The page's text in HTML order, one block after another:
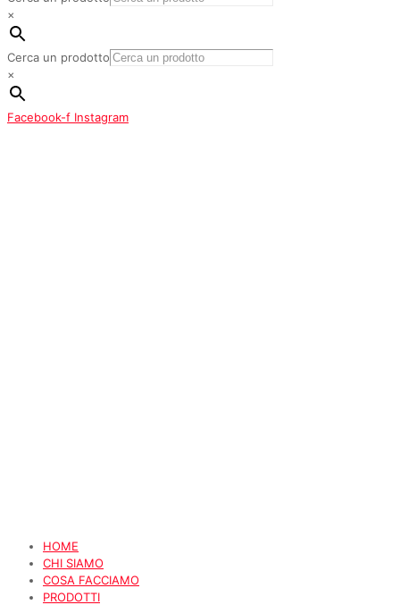
×
Cerca un prodotto
×
Facebook-f Instagram
HOME
CHI SIAMO
COSA FACCIAMO
PRODOTTI